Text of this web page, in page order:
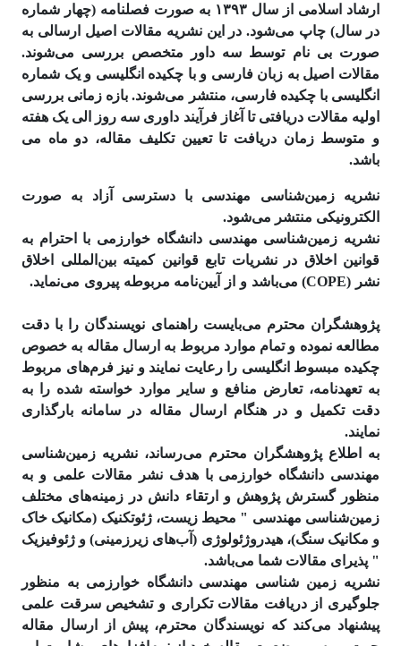
ارشاد اسلامی از سال ۱۳۹۳ به صورت فصلنامه (چهار شماره
در سال) چاپ می‌شود. در این نشریه مقالات اصیل ارسالی به
صورت بی نام توسط سه داور متخصص بررسی می‌شوند.
مقالات اصیل به زبان فارسی و با چکیده انگلیسی و یک شماره
انگلیسی با چکیده فارسی، منتشر می‌شوند. بازه زمانی بررسی
اولیه مقالات دریافتی تا آغاز فرآیند داوری سه روز الی یک هفته
و متوسط زمان دریافت تا تعیین تکلیف مقاله، دو ماه می
باشد.
نشریه زمین‌شناسی مهندسی با دسترسی آزاد به صورت
الکترونیکی منتشر می‌شود.
نشریه زمین‌شناسی مهندسی دانشگاه خوارزمی با احترام به
قوانین اخلاق در نشریات تابع قوانین کمیته بین‌المللی اخلاق
نشر (COPE) می‌باشد و از آیین‌نامه مربوطه پیروی می‌نماید.
پژوهشگران محترم می‌بایست راهنمای نویسندگان را با دقت
مطالعه نموده و تمام موارد مربوط به ارسال مقاله به خصوص
چکیده مبسوط انگلیسی را رعایت نمایند و نیز فرم‌های مربوط
به تعهدنامه، تعارض منافع و سایر موارد خواسته شده را به
دقت تکمیل و در هنگام ارسال مقاله در سامانه بارگذاری
نمایند.
به اطلاع پژوهشگران محترم می‌رساند، نشریه زمین‌شناسی
مهندسی دانشگاه خوارزمی با هدف نشر مقالات علمی و به
منظور گسترش پژوهش و ارتقاء دانش در زمینه‌های مختلف
زمین‌شناسی مهندسی " محیط زیست، ژئوتکنیک (مکانیک خاک
و مکانیک سنگ)، هیدروژئولوژی (آب‌های زیرزمینی) و ژئوفیزیک
" پذیرای مقالات شما می‌باشد.
نشریه زمین شناسی مهندسی دانشگاه خوارزمی به منظور
جلوگیری از دریافت مقالات تکراری و تشخیص سرقت علمی
پیشنهاد می‌کند که نویسندگان محترم، پیش از ارسال مقاله